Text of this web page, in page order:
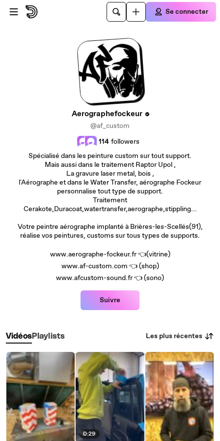
Passer au contenu principal
Se connecter
Aerographefockeur
@af_custom
114 followers
Spécialisé dans les peinture custom sur tout support.
Mais aussi dans le traitement Raptor Upol ,
La gravure laser metal, bois ,
l'Aérographe et dans le Water Transfer, aérographe Fockeur
personnalise tout type de support.
Traitement
Cerakote,Duracoat,watertransfer,aerographe,stippling...
Votre peintre aérographe implanté à Brières-les-Scellés(91),
réalise vos peintures, customs sur tous types de supports.
www.aerographe-fockeur.fr 👈(vitrine)
www.af-custom.com 👈 (shop)
www.afcustom-sound.fr 👈 (sono)
Suivre
VidéosPlaylists Les plus récentes
0:29